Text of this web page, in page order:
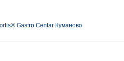
Gastro Centar Куманово